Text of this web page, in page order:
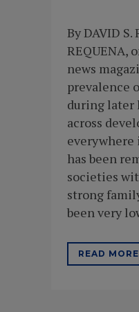
By DAVID S.
REQUENA,
news
prevalence
during later
across
has been
societies
strong
been very
READ MORE